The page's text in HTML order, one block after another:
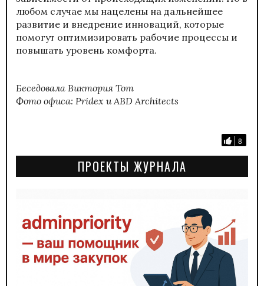
любом случае мы нацелены на дальнейшее
развитие и внедрение инноваций, которые
помогут оптимизировать рабочие процессы и
повышать уровень комфорта.
Беседовала Виктория Тот
Фото офиса: Pridex и ABD Architects
8
ПРОЕКТЫ ЖУРНАЛА